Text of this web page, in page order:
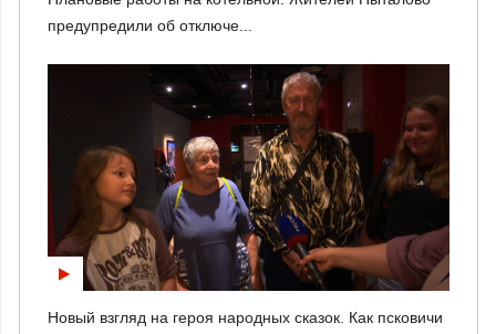
предупредили об отключе...
Новый взгляд на героя народных сказок. Как псковичи